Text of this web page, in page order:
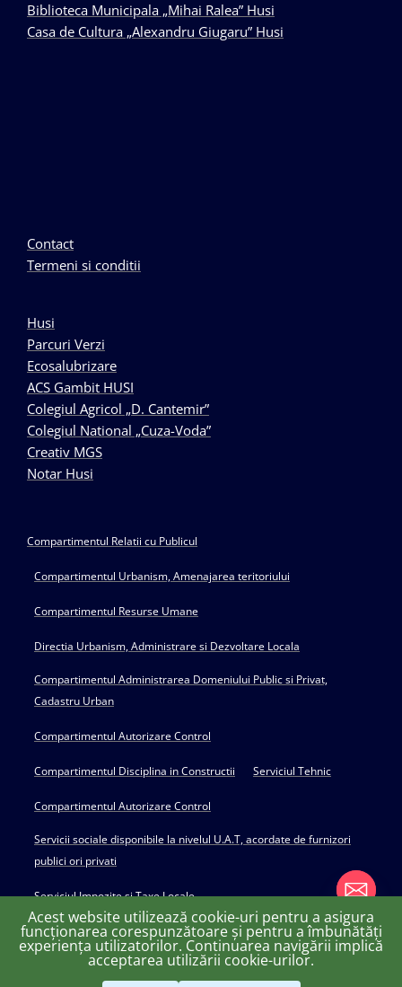
Biblioteca Municipala „Mihai Ralea” Husi
Casa de Cultura „Alexandru Giugaru” Husi
Contact
Termeni si conditii
Husi
Parcuri Verzi
Ecosalubrizare
ACS Gambit HUSI
Colegiul Agricol „D. Cantemir”
Colegiul National „Cuza-Voda”
Creativ MGS
Notar Husi
Compartimentul Relatii cu Publicul
Compartimentul Urbanism, Amenajarea teritoriului
Compartimentul Resurse Umane
Directia Urbanism, Administrare si Dezvoltare Locala
Compartimentul Administrarea Domeniului Public si Privat,
Cadastru Urban
Compartimentul Autorizare Control
Compartimentul Disciplina in Constructii Serviciul Tehnic
Compartimentul Autorizare Control
Servicii sociale disponibile la nivelul U.A.T, acordate de furnizori
publici ori privati
Serviciul Impozite si Taxe Locale
Copyright © 2022 Primăria Huși - powered by Creativ MGS
Acest website utilizează cookie-uri pentru a asigura
funcționarea corespunzătoare și pentru a îmbunătăți
experiența utilizatorilor. Continuarea navigării implică
acceptarea utilizării cookie-urilor.
chaty